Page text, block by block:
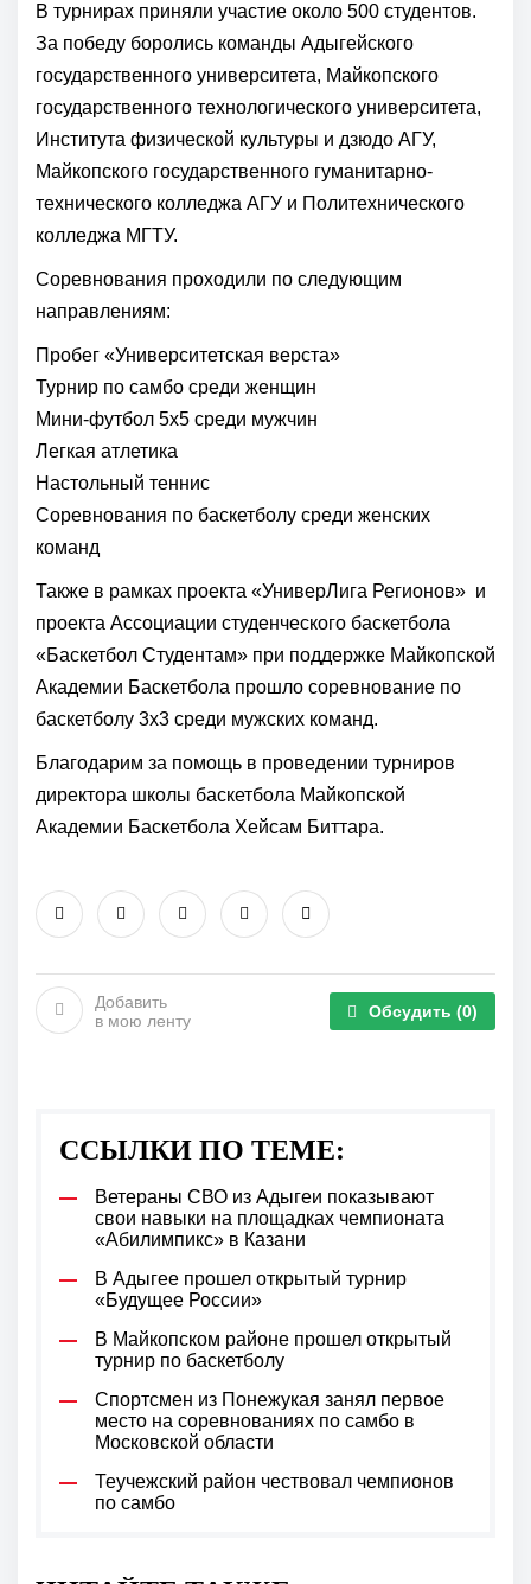
В турнирах приняли участие около 500 студентов.
За победу боролись команды Адыгейского
государственного университета, Майкопского
государственного технологического университета,
Института физической культуры и дзюдо АГУ,
Майкопского государственного гуманитарно-
технического колледжа АГУ и Политехнического
колледжа МГТУ.
Соревнования проходили по следующим
направлениям:
Пробег «Университетская верста»
Турнир по самбо среди женщин
Мини-футбол 5х5 среди мужчин
Легкая атлетика
Настольный теннис
Соревнования по баскетболу среди женских
команд
Также в рамках проекта «УниверЛига Регионов» и
проекта Ассоциации студенческого баскетбола
«Баскетбол Студентам» при поддержке Майкопской
Академии Баскетбола прошло соревнование по
баскетболу 3х3 среди мужских команд.
Благодарим за помощь в проведении турниров
директора школы баскетбола Майкопской
Академии Баскетбола Хейсам Биттара.
Добавить
в мою ленту
Обсудить (0)
ССЫЛКИ ПО ТЕМЕ:
Ветераны СВО из Адыгеи показывают
свои навыки на площадках чемпионата
«Абилимпикс» в Казани
В Адыгее прошел открытый турнир
«Будущее России»
В Майкопском районе прошел открытый
турнир по баскетболу
Спортсмен из Понежукая занял первое
место на соревнованиях по самбо в
Московской области
Теучежский район чествовал чемпионов
по самбо